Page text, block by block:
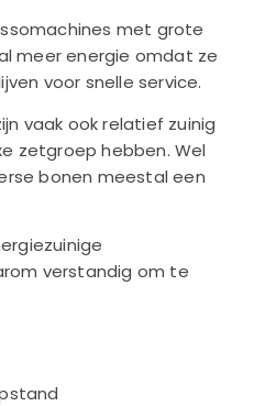
met grote
meer energie omdat ze
voor snelle service.
vaak ook relatief zuinig
zetgroep hebben. Wel
bonen meestal een
verstandig om te